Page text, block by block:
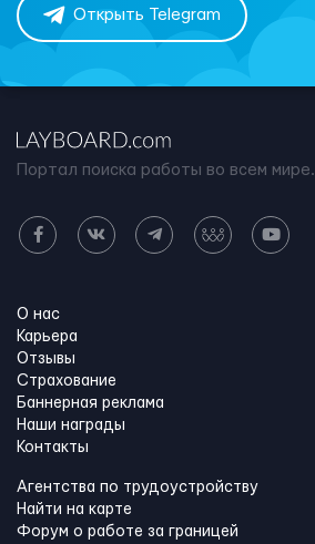
Открыть Telegram
Портал поиска работы во всем мире.
О нас
Карьера
Отзывы
Страхование
Баннерная реклама
Наши награды
Контакты
Агентства по трудоустройству
Найти на карте
Форум о работе за границей